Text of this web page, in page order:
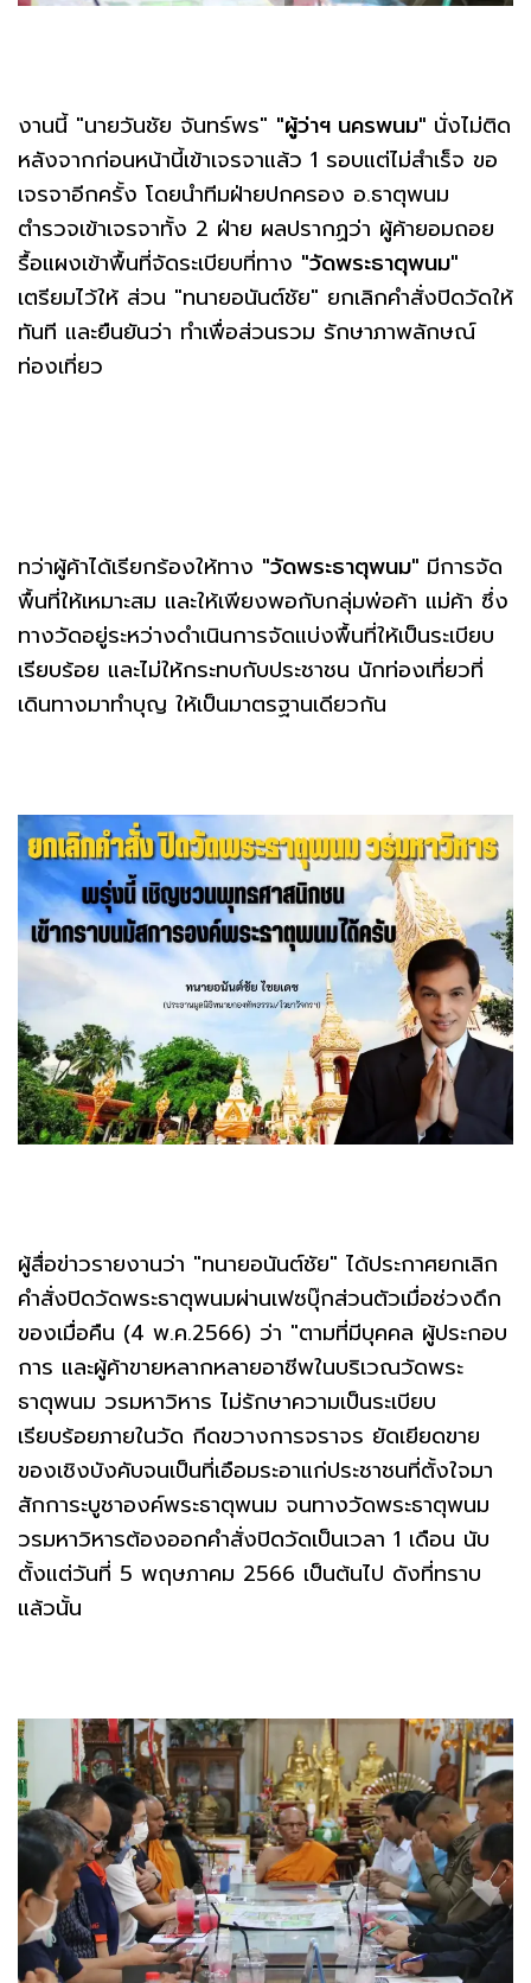
งานนี้ "นายวันชัย จันทร์พร" "ผู้ว่าฯ นครพนม" นั่งไม่ติด
หลังจากก่อนหน้านี้เข้าเจรจาแล้ว 1 รอบแต่ไม่สำเร็จ ขอ
เจรจาอีกครั้ง โดยนำทีมฝ่ายปกครอง อ.ธาตุพนม
ตำรวจเข้าเจรจาทั้ง 2 ฝ่าย ผลปรากฏว่า ผู้ค้ายอมถอย
รื้อแผงเข้าพื้นที่จัดระเบียบที่ทาง "วัดพระธาตุพนม"
เตรียมไว้ให้ ส่วน "ทนายอนันต์ชัย" ยกเลิกคำสั่งปิดวัดให้
ทันที และยืนยันว่า ทำเพื่อส่วนรวม รักษาภาพลักษณ์
ท่องเที่ยว
ทว่าผู้ค้าได้เรียกร้องให้ทาง "วัดพระธาตุพนม" มีการจัด
พื้นที่ให้เหมาะสม และให้เพียงพอกับกลุ่มพ่อค้า แม่ค้า ซึ่ง
ทางวัดอยู่ระหว่างดำเนินการจัดแบ่งพื้นที่ให้เป็นระเบียบ
เรียบร้อย และไม่ให้กระทบกับประชาชน นักท่องเที่ยวที่
เดินทางมาทำบุญ ให้เป็นมาตรฐานเดียวกัน
ผู้สื่อข่าวรายงานว่า "ทนายอนันต์ชัย" ได้ประกาศยกเลิก
คำสั่งปิดวัดพระธาตุพนมผ่านเฟซบุ๊กส่วนตัวเมื่อช่วงดึก
ของเมื่อคืน (4 พ.ค.2566) ว่า "ตามที่มีบุคคล ผู้ประกอบ
การ และผู้ค้าขายหลากหลายอาชีพในบริเวณวัดพระ
ธาตุพนม วรมหาวิหาร ไม่รักษาความเป็นระเบียบ
เรียบร้อยภายในวัด กีดขวางการจราจร ยัดเยียดขาย
ของเชิงบังคับจนเป็นที่เอือมระอาแก่ประชาชนที่ตั้งใจมา
สักการะบูชาองค์พระธาตุพนม จนทางวัดพระธาตุพนม
วรมหาวิหารต้องออกคำสั่งปิดวัดเป็นเวลา 1 เดือน นับ
ตั้งแต่วันที่ 5 พฤษภาคม 2566 เป็นต้นไป ดังที่ทราบ
แล้วนั้น